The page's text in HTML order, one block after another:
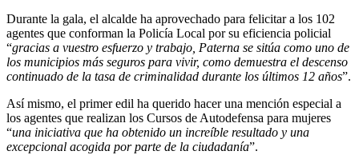
Durante la gala, el alcalde ha aprovechado para felicitar a los 102
agentes que conforman la Policía Local por su eficiencia policial
“gracias a vuestro esfuerzo y trabajo, Paterna se sitúa como uno de
los municipios más seguros para vivir, como demuestra el descenso
continuado de la tasa de criminalidad durante los últimos 12 años”.
Así mismo, el primer edil ha querido hacer una mención especial a
los agentes que realizan los Cursos de Autodefensa para mujeres
“una iniciativa que ha obtenido un increíble resultado y una
excepcional acogida por parte de la ciudadanía”.